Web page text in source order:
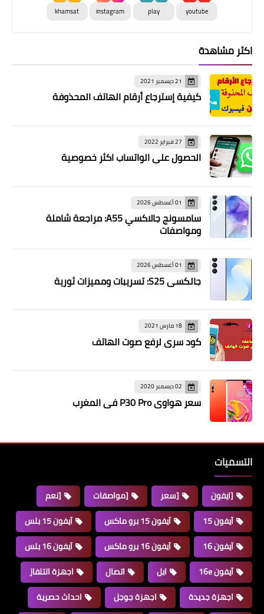
youtube
play
instagram
khamsat
اكثر مشاهدة
21 ديسمبر 2021
كيفية إسترجاع أرقام الهاتف المحذوفة
27 فبراير 2022
الحصول على الواتساب اكثر خصوصية
01 أغسطس 2026
سامسونج جالاكسي A55: مراجعة شاملة
ومواصفات
01 أغسطس 2026
جالكسي S25: تسريبات ومميزات ثورية
18 مارس 2021
كود سري لرفع صوت الهاتف
02 ديسمبر 2020
سعر هواوي P30 Pro في المغرب
التسميات
[ايفون [سعر [مواصفات
[نعم
آيفون 15
آيفون 15 برو ماكس
آيفون 15 بلس
آيفون 16
آيفون 16 برو ماكس
آيفون 16 بلس
آيفون 16e
ابل اتصال
اجهزة التلفاز
اجهزة جديدة
اجهزة جوجل احداث حصرية